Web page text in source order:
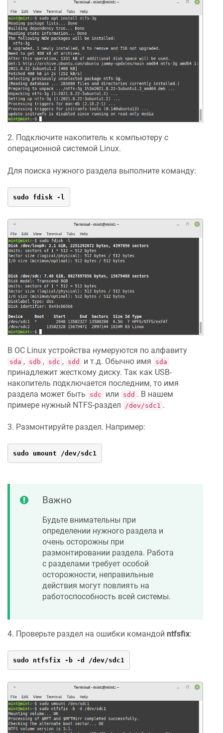
2. Подключите накопитель к компьютеру с
операционной системой Linux.
Для поиска нужного раздела выполните команду:
sudo fdisk -l
В ОС Linux устройства нумеруются по алфавиту
sda , sdb , sdc , sdd и т.д. Обычно имя sda
принадлежит жесткому диску. Так как USB-
накопитель подключается последним, то имя
раздела может быть
sdc или sdd . В нашем
примере нужный NTFS-раздел
/dev/sdc1 .
3. Размонтируйте раздел. Например:
sudo umount /dev/sdc1
Важно
Будьте внимательны при
определении нужного раздела и
очень осторожны при
размонтировании раздела. Работа
с разделами требует особой
осторожности, неправильные
действия могут повлиять на
работоспособность всей системы.
4. Проверьте раздел на ошибки командой ntfsfix:
sudo ntfsfix -b -d /dev/sdc1